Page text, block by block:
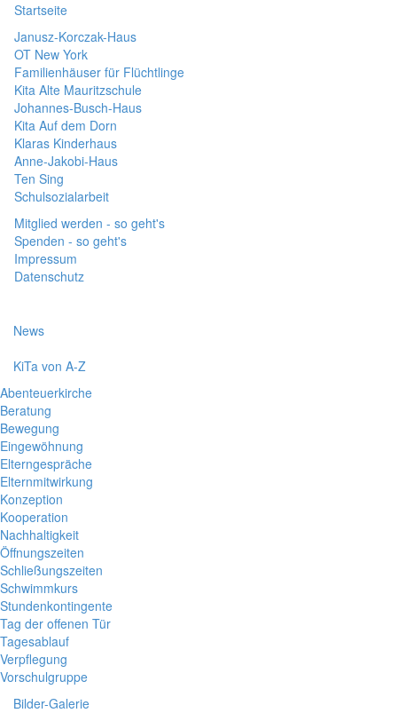
Startseite
Janusz-Korczak-Haus
OT New York
Familienhäuser für Flüchtlinge
Kita Alte Mauritzschule
Johannes-Busch-Haus
Kita Auf dem Dorn
Klaras Kinderhaus
Anne-Jakobi-Haus
Ten Sing
Schulsozialarbeit
Mitglied werden - so geht's
Spenden - so geht's
Impressum
Datenschutz
News
KiTa von A-Z
Abenteuerkirche
Beratung
Bewegung
Eingewöhnung
Elterngespräche
Elternmitwirkung
Konzeption
Kooperation
Nachhaltigkeit
Öffnungszeiten
Schließungszeiten
Schwimmkurs
Stundenkontingente
Tag der offenen Tür
Tagesablauf
Verpflegung
Vorschulgruppe
Bilder-Galerie